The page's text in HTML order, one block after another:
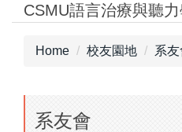
JumpCSMU語言治療與聽
Home 校友園地 系友
系友會